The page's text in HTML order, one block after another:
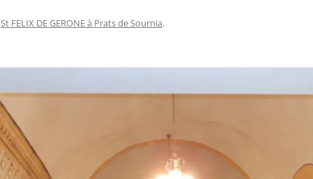
St FELIX DE GERONE à Prats de Sournia.